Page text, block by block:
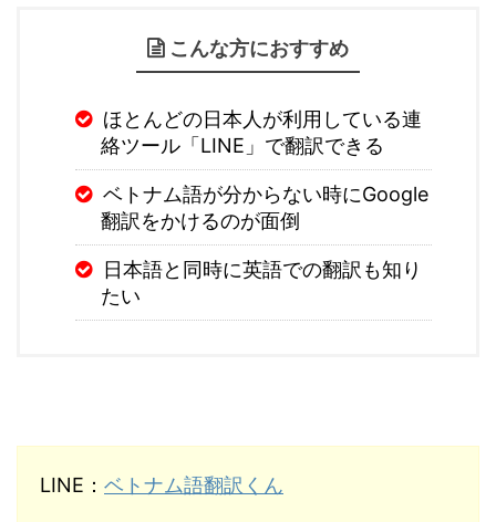
こんな方におすすめ
ほとんどの日本人が利用している連
絡ツール「LINE」で翻訳できる
ベトナム語が分からない時にGoogle
翻訳をかけるのが面倒
日本語と同時に英語での翻訳も知り
たい
LINE： ベトナム語翻訳くん